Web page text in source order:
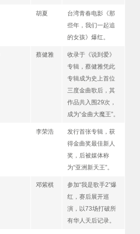
胡夏
台湾青春电影《那
些年，我们一起追
的女孩》爆红。
蔡健雅
收录于《说到爱》
专辑，蔡健雅凭此
专辑成为史上首位
三度金曲歌后，其
作品共入围29次，
成为“金曲大魔王”。
李荣浩
发行首张专辑，获
得金曲奖最佳新人
奖，后被媒体称
为“亚洲新天王”。
邓紫棋
参加“我是歌手2”爆
红，赛后展开巡
演，以73场打破所
有华人天后记录。